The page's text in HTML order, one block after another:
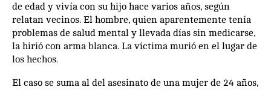
de edad y vivía con su hijo hace varios años, según
relatan vecinos. El hombre, quien aparentemente tenía
problemas de salud mental y llevada días sin medicarse,
la hirió con arma blanca. La víctima murió en el lugar de
los hechos.
El caso se suma al del asesinato de una mujer de 24 años,